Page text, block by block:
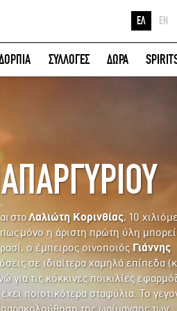
ΜΕ FACEBOOK
ΕΛ EN
ΣΥΛΛΟΓΕΣ ΔΩΡΑ
στοΛαλιώτη Κορινθίας, 10
μόνο η άριστη πρώτη ύλη
ο έμπειρος οινοποιός Γιάννης
σε ιδιαίτερα χαμηλά επίπεδα
τις κόκκινες ποικιλίες
ποιοτικότερα σταφύλια. Το
της ωρίμανσης των